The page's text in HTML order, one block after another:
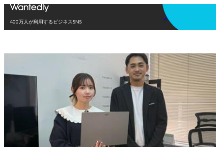
400万人が利用するビジネスSNS
アプリを使う